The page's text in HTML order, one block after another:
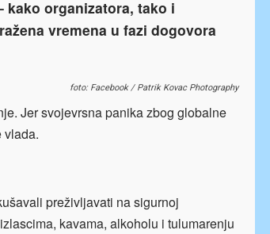
kako organizatora, tako i
vremena u fazi dogovora
foto: Facebook / Patrik Kovac Photography
Jer svojevrsna panika zbog globalne
vlada.
preživljavati na sigurnoj
kavama, alkoholu i tulumarenju